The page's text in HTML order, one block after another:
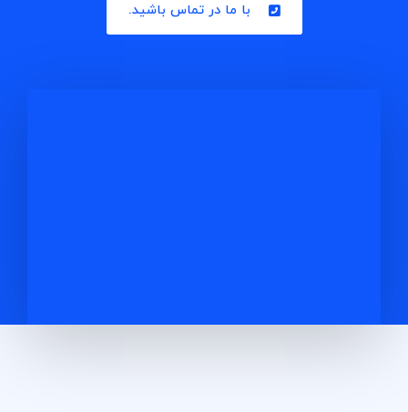
با ما در تماس باشید.